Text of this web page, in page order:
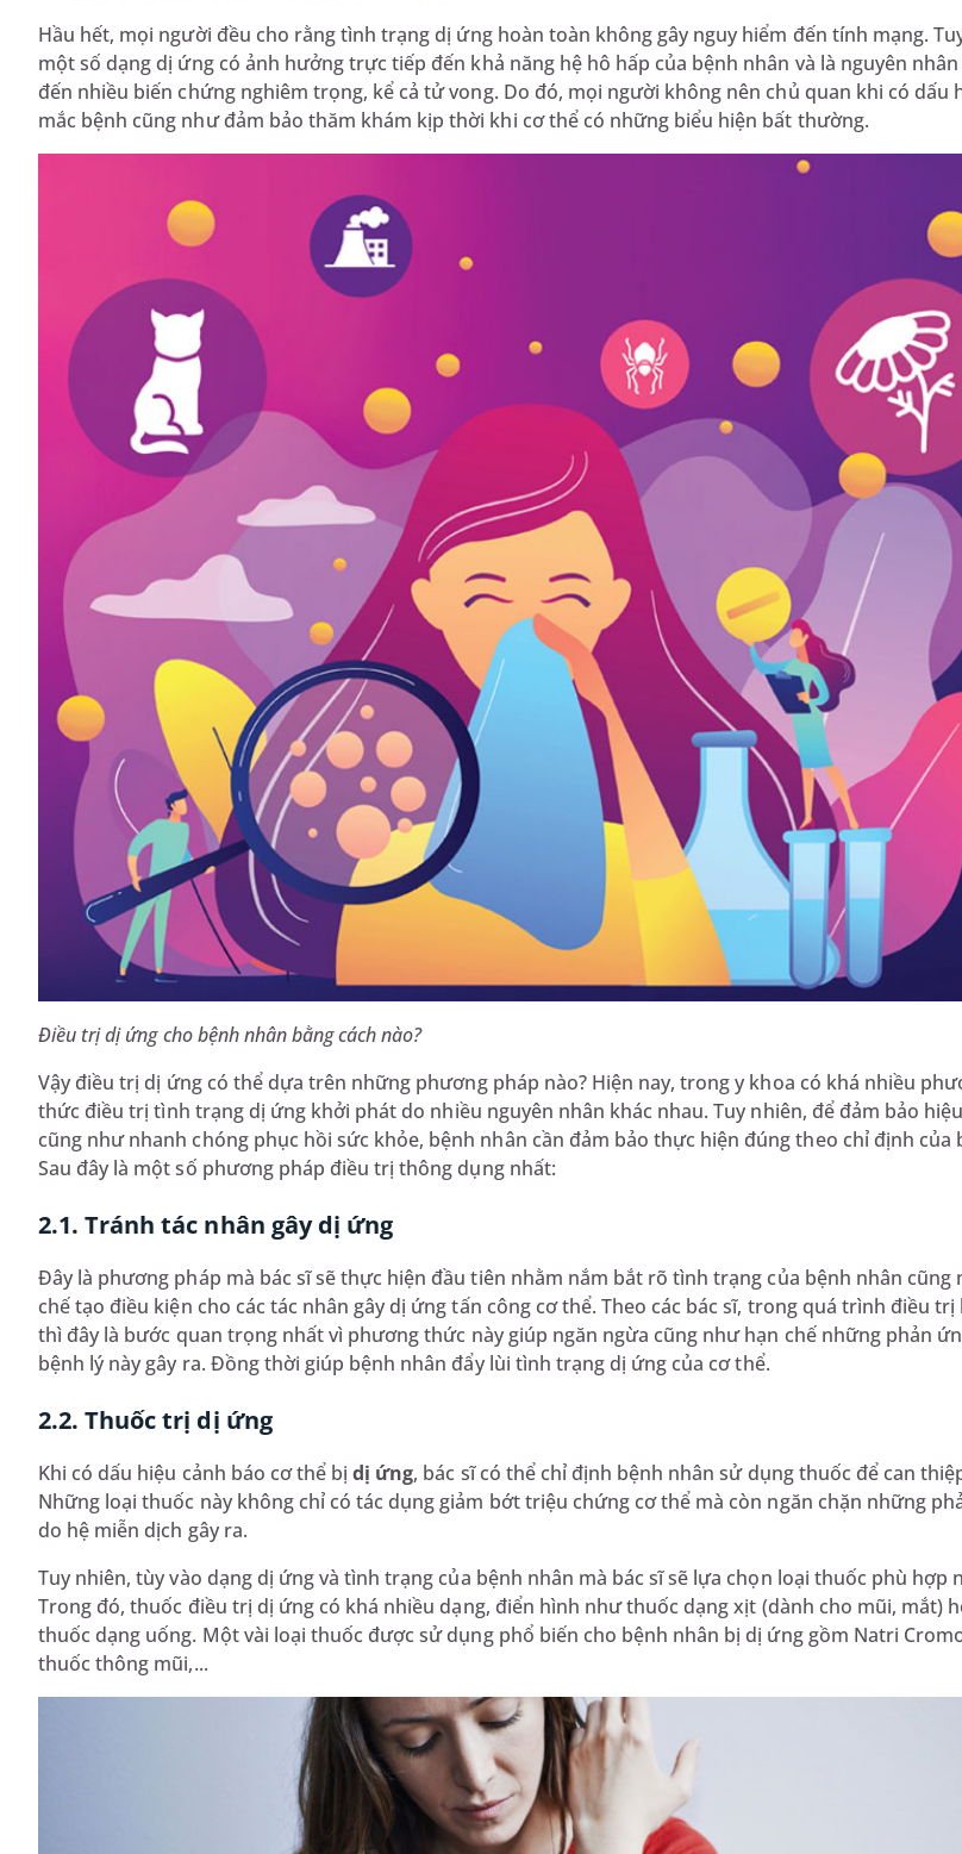
Hầu hết, mọi người đều cho rằng tình trạng dị ứng hoàn toàn không gây nguy hiểm đến tính mạng.
một số dạng dị ứng có ảnh hưởng trực tiếp đến khả năng hệ hô hấp của bệnh nhân và là nguyên nhân
đến nhiều biến chứng nghiêm trọng, kể cả tử vong. Do đó, mọi người không nên chủ quan khi có dấu
mắc bệnh cũng như đảm bảo thăm khám kịp thời khi cơ thể có những biểu hiện bất thường.
Điều trị dị ứng cho bệnh nhân bằng cách nào?
Vậy điều trị dị ứng có thể dựa trên những phương pháp nào? Hiện nay, trong y khoa có khá nhiều
thức điều trị tình trạng dị ứng khởi phát do nhiều nguyên nhân khác nhau. Tuy nhiên, để đảm bảo
cũng như nhanh chóng phục hồi sức khỏe, bệnh nhân cần đảm bảo thực hiện đúng theo chỉ định của
Sau đây là một số phương pháp điều trị thông dụng nhất:
2.1. Tránh tác nhân gây dị ứng
Đây là phương pháp mà bác sĩ sẽ thực hiện đầu tiên nhằm nắm bắt rõ tình trạng của bệnh nhân cũng
chế tạo điều kiện cho các tác nhân gây dị ứng tấn công cơ thể. Theo các bác sĩ, trong quá trình điều trị
thì đây là bước quan trọng nhất vì phương thức này giúp ngăn ngừa cũng như hạn chế những phản
bệnh lý này gây ra. Đồng thời giúp bệnh nhân đẩy lùi tình trạng dị ứng của cơ thể.
2.2. Thuốc trị dị ứng
Khi có dấu hiệu cảnh báo cơ thể bịdị ứng, bác sĩ có thể chỉ định bệnh nhân sử dụng thuốc để can
Những loại thuốc này không chỉ có tác dụng giảm bớt triệu chứng cơ thể mà còn ngăn chặn những
do hệ miễn dịch gây ra.
Tuy nhiên, tùy vào dạng dị ứng và tình trạng của bệnh nhân mà bác sĩ sẽ lựa chọn loại thuốc phù hợp
Trong đó, thuốc điều trị dị ứng có khá nhiều dạng, điển hình như thuốc dạng xịt (dành cho mũi, mắt)
thuốc dạng uống. Một vài loại thuốc được sử dụng phổ biến cho bệnh nhân bị dị ứng gồm Natri
thuốc thông mũi,...